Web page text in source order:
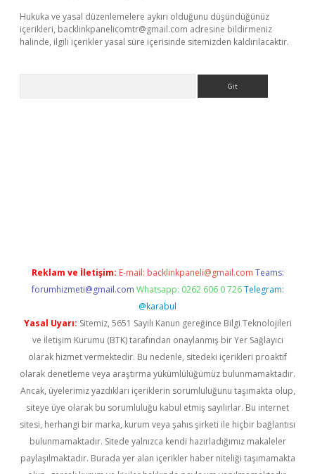
Hukuka ve yasal düzenlemelere aykırı olduğunu düşündüğünüz
içerikleri, backlinkpanelicomtr@gmail.com adresine bildirmeniz
halinde, ilgili içerikler yasal süre içerisinde sitemizden kaldırılacaktır.
Reklam ve İletişim: E-mail: backlinkpaneli@gmail.com Teams:
forumhizmeti@gmail.com Whatsapp: 0262 606 0 726 Telegram:
@karabul
Yasal Uyarı: Sitemiz, 5651 Sayılı Kanun gereğince Bilgi Teknolojileri
ve İletişim Kurumu (BTK) tarafından onaylanmış bir Yer Sağlayıcı
olarak hizmet vermektedir. Bu nedenle, sitedeki içerikleri proaktif
olarak denetleme veya araştırma yükümlülüğümüz bulunmamaktadır.
Ancak, üyelerimiz yazdıkları içeriklerin sorumluluğunu taşımakta olup,
siteye üye olarak bu sorumluluğu kabul etmiş sayılırlar. Bu internet
sitesi, herhangi bir marka, kurum veya şahıs şirketi ile hiçbir bağlantısı
bulunmamaktadır. Sitede yalnızca kendi hazırladığımız makaleler
paylaşılmaktadır. Burada yer alan içerikler haber niteliği taşımamakta